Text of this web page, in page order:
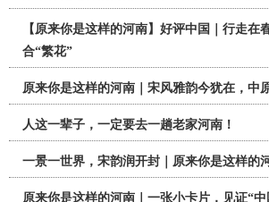
【原来你是这样的河南】好评中国｜行走在
合“繁花”
原来你是这样的河南｜宋风雅韵今犹在，中
人这一辈子，一定要去一趟老家河南！
一景一世界，宋韵润开封｜原来你是这样的
原来你是这样的河南｜一张小卡片，见证“